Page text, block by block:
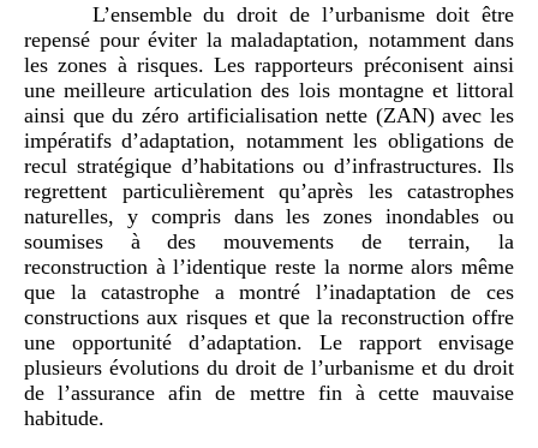
L’ensemble du droit de l’urbanisme doit être
repensé pour éviter la maladaptation, notamment dans
les zones à risques. Les rapporteurs préconisent ainsi
une meilleure articulation des lois montagne et littoral
ainsi que du zéro artificialisation nette (ZAN) avec les
impératifs d’adaptation, notamment les obligations de
recul stratégique d’habitations ou d’infrastructures. Ils
regrettent particulièrement qu’après les catastrophes
naturelles, y compris dans les zones inondables ou
soumises à des mouvements de terrain, la
reconstruction à l’identique reste la norme alors même
que la catastrophe a montré l’inadaptation de ces
constructions aux risques et que la reconstruction offre
une opportunité d’adaptation. Le rapport envisage
plusieurs évolutions du droit de l’urbanisme et du droit
de l’assurance afin de mettre fin à cette mauvaise
habitude.